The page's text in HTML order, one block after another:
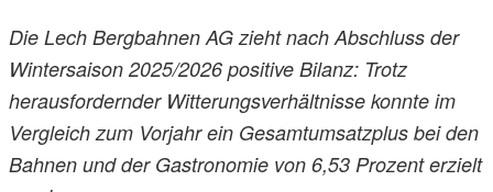
Die Lech Bergbahnen AG zieht nach Abschluss der
Wintersaison 2025/2026 positive Bilanz: Trotz
herausfordernder Witterungsverhältnisse konnte im
Vergleich zum Vorjahr ein Gesamtumsatzplus bei den
Bahnen und der Gastronomie von 6,53 Prozent erzielt